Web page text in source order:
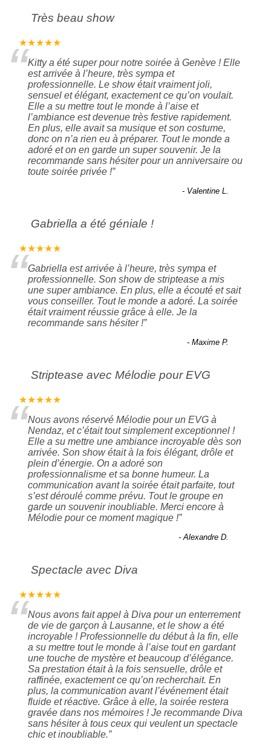
Très beau show
★★★★★
“Kitty a été super pour notre soirée à Genève ! Elle
est arrivée à l’heure, très sympa et
professionnelle. Le show était vraiment joli,
sensuel et élégant, exactement ce qu’on voulait.
Elle a su mettre tout le monde à l’aise et
l’ambiance est devenue très festive rapidement.
En plus, elle avait sa musique et son costume,
donc on n’a rien eu à préparer. Tout le monde a
adoré et on en garde un super souvenir. Je la
recommande sans hésiter pour un anniversaire ou
toute soirée privée !”
- Valentine L.
Gabriella a été géniale !
★★★★★
“Gabriella est arrivée à l’heure, très sympa et
professionnelle. Son show de striptease a mis
une super ambiance. En plus, elle a écouté et sait
vous conseiller. Tout le monde a adoré. La soirée
était vraiment réussie grâce à elle. Je la
recommande sans hésiter !”
- Maxime P.
Striptease avec Mélodie pour EVG
★★★★★
“Nous avons réservé Mélodie pour un EVG à
Nendaz, et c’était tout simplement exceptionnel !
Elle a su mettre une ambiance incroyable dès son
arrivée. Son show était à la fois élégant, drôle et
plein d’énergie. On a adoré son
professionnalisme et sa bonne humeur. La
communication avant la soirée était parfaite, tout
s’est déroulé comme prévu. Tout le groupe en
garde un souvenir inoubliable. Merci encore à
Mélodie pour ce moment magique !”
- Alexandre D.
Spectacle avec Diva
★★★★★
“Nous avons fait appel à Diva pour un enterrement
de vie de garçon à Lausanne, et le show a été
incroyable ! Professionnelle du début à la fin, elle
a su mettre tout le monde à l’aise tout en gardant
une touche de mystère et beaucoup d’élégance.
Sa prestation était à la fois sensuelle, drôle et
raffinée, exactement ce qu’on recherchait. En
plus, la communication avant l’événement était
fluide et réactive. Grâce à elle, la soirée restera
gravée dans nos mémoires ! Je recommande Diva
sans hésiter à tous ceux qui veulent un spectacle
chic et inoubliable.”